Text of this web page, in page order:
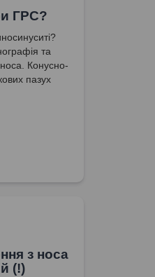
ГРС?
та
Конусно-
пазух
з носа
(!)